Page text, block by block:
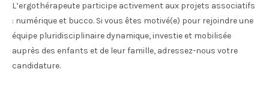
L’ergothérapeute participe activement aux projets associatifs
: numérique et bucco. Si vous êtes motivé(e) pour rejoindre une
équipe pluridisciplinaire dynamique, investie et mobilisée
auprès des enfants et de leur famille, adressez-nous votre
candidature.